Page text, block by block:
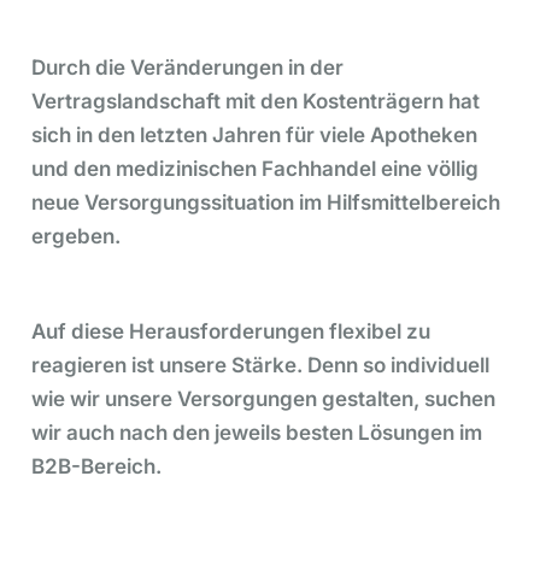
Durch die Veränderungen in der
Vertragslandschaft mit den Kostenträgern hat
sich in den letzten Jahren für viele Apotheken
und den medizinischen Fachhandel eine völlig
neue Versorgungssituation im Hilfsmittelbereich
ergeben.
Auf diese Herausforderungen flexibel zu
reagieren ist unsere Stärke. Denn so individuell
wie wir unsere Versorgungen gestalten, suchen
wir auch nach den jeweils besten Lösungen im
B2B-Bereich.